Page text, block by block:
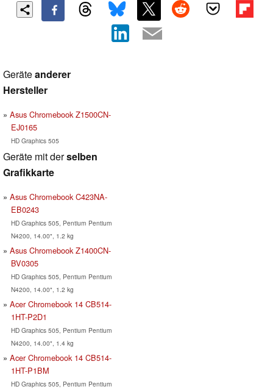
Geräteanderer
Hersteller
Asus Chromebook Z1500CN-
EJ0165
HD Graphics 505
Geräte mit derselben
Grafikkarte
Asus Chromebook C423NA-
EB0243
HD Graphics 505, Pentium Pentium
N4200, 14.00", 1.2 kg
Asus Chromebook Z1400CN-
BV0305
HD Graphics 505, Pentium Pentium
N4200, 14.00", 1.2 kg
Acer Chromebook 14 CB514-
1HT-P2D1
HD Graphics 505, Pentium Pentium
N4200, 14.00", 1.4 kg
Acer Chromebook 14 CB514-
1HT-P1BM
HD Graphics 505, Pentium Pentium